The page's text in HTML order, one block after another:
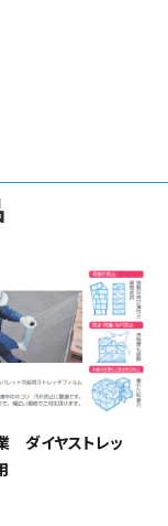
ダイヤストレッ